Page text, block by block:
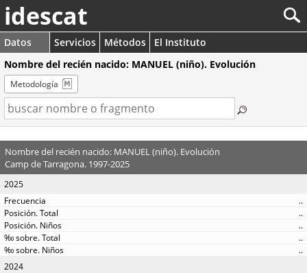
idescat
Datos Servicios Métodos
El Instituto
Nombre del recién nacido: MANUEL (niño). Evolución
Metodología
Nombre del recién nacido: MANUEL (niño). Evolución
Camp de Tarragona. 1997-2025
2025
..
..
..
..
..
2024